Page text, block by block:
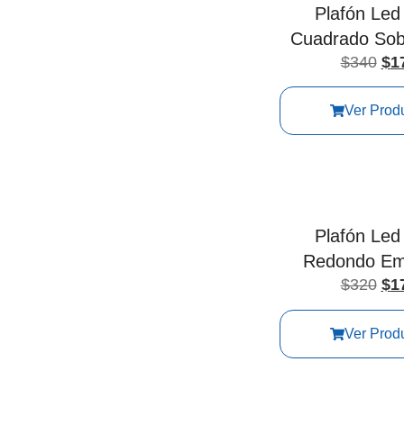
Plafón
Cuadrado
$340 $
Ver
Plafón
Redondo
$320 $
Ver